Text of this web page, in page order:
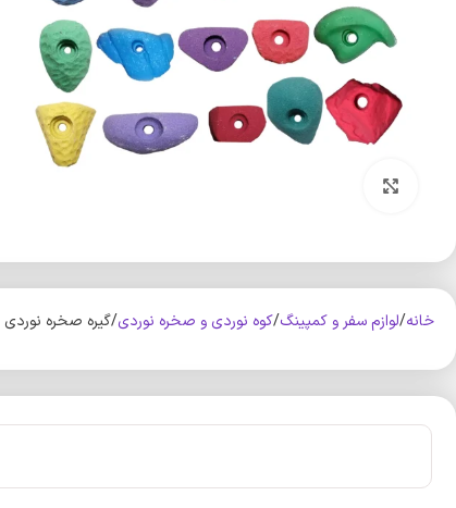
خانه لوازم سفر و کمپینگ کوه‌ نوردی و صخره نوردی گیره صخره نوردی